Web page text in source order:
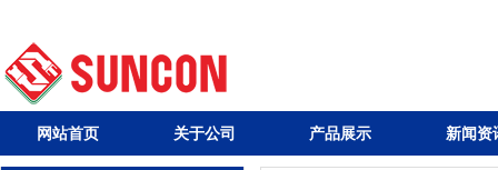
网站首页 关于公司 产品展示 新闻资